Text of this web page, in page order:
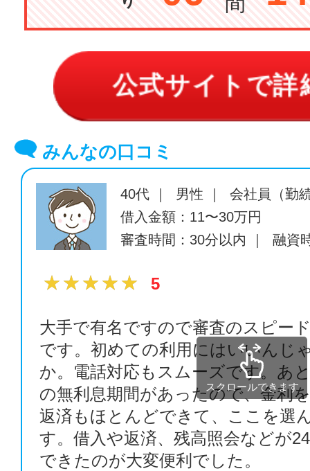
公式サイトで詳
みんなの口コミ
40代 ｜ 男性 ｜ 会社員（勤
借入金額：11〜30万円
審査時間：30分以内 ｜ 融資
★★★★★
★★★★★ 5
大手で有名ですので審査のスピー
です。初めての利用にはいいんじ
か。電話対応もスムーズです。あ
の無利息期間があったので、金利
返済もほとんどできて、ここを選
す。借入や返済、残高照会などが
できたのが大変便利でした。
スクロールできます